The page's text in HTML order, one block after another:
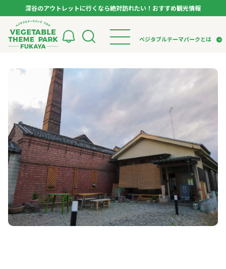
深谷のアウトレットに行くなら絶対訪れたい！おすすめ観光情報
ベジタブルテーマパークとは
トップページ
モデルコース
スポット
イベント
体験
特集記事
VTPキャストミーティング
パートナー企業について
生産者インタビュー
お役立ち情報
レシピ集